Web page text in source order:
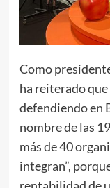
Como
ha reiterado
defendiendo en
nombre de las
más de 40
integran”,